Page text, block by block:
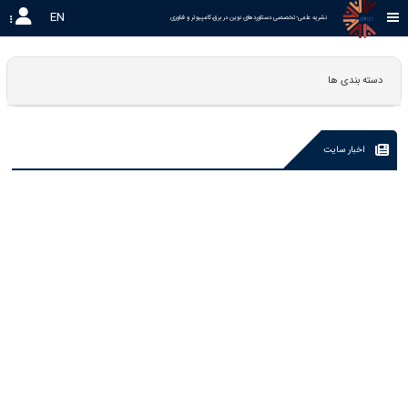
نشریه علمی-تخصصی دستاوردهای نوین در برق،کامپیوتر و فناوری EN
دسته بندی ها
اخبار سایت